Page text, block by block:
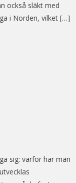
också släkt med
i Norden, vilket […]
sig: varför har män